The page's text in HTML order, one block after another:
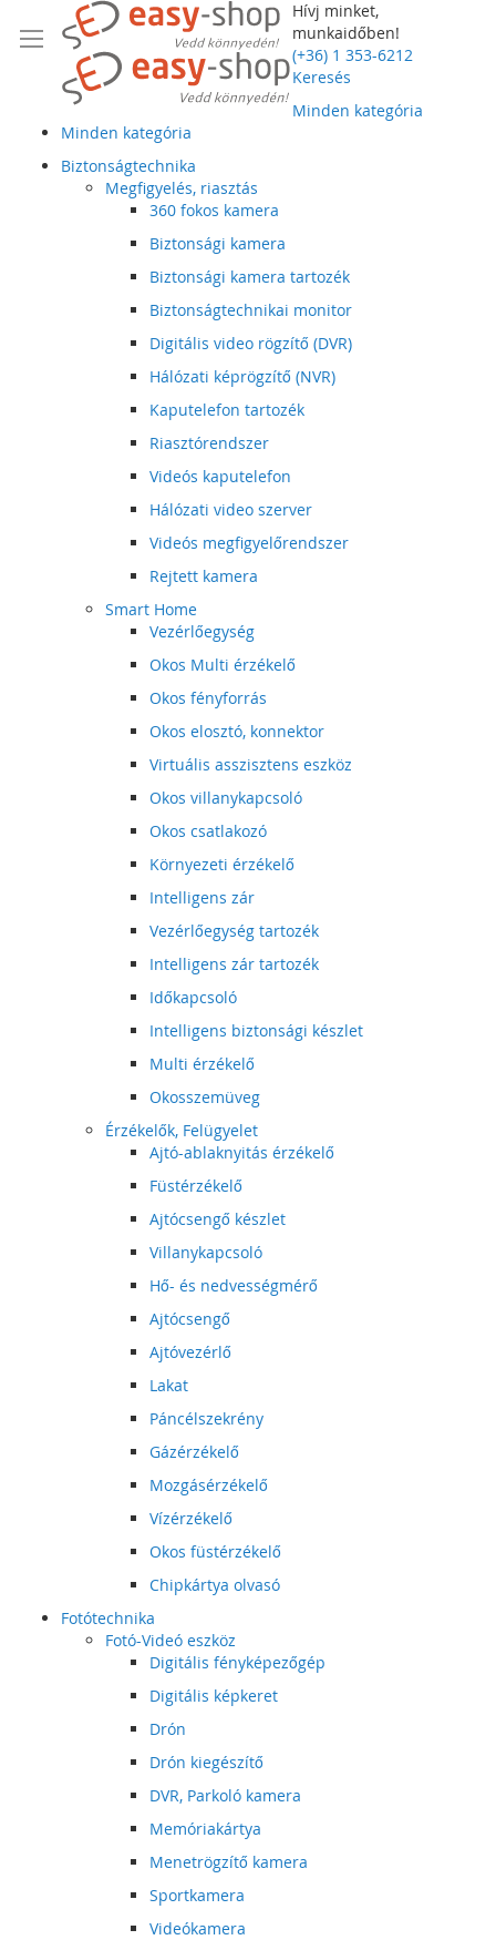
Hívj minket,
munkaidőben!
(+36) 1 353-6212
Keresés
Minden kategória
Minden kategória
Biztonságtechnika
Megfigyelés, riasztás
360 fokos kamera
Biztonsági kamera
Biztonsági kamera tartozék
Biztonságtechnikai monitor
Digitális video rögzítő (DVR)
Hálózati képrögzítő (NVR)
Kaputelefon tartozék
Riasztórendszer
Videós kaputelefon
Hálózati video szerver
Videós megfigyelőrendszer
Rejtett kamera
Smart Home
Vezérlőegység
Okos Multi érzékelő
Okos fényforrás
Okos elosztó, konnektor
Virtuális asszisztens eszköz
Okos villanykapcsoló
Okos csatlakozó
Környezeti érzékelő
Intelligens zár
Vezérlőegység tartozék
Intelligens zár tartozék
Időkapcsoló
Intelligens biztonsági készlet
Multi érzékelő
Okosszemüveg
Érzékelők, Felügyelet
Ajtó-ablaknyitás érzékelő
Füstérzékelő
Ajtócsengő készlet
Villanykapcsoló
Hő- és nedvességmérő
Ajtócsengő
Ajtóvezérlő
Lakat
Páncélszekrény
Gázérzékelő
Mozgásérzékelő
Vízérzékelő
Okos füstérzékelő
Chipkártya olvasó
Fotótechnika
Fotó-Videó eszköz
Digitális fényképezőgép
Digitális képkeret
Drón
Drón kiegészítő
DVR, Parkoló kamera
Memóriakártya
Menetrögzítő kamera
Sportkamera
Videókamera